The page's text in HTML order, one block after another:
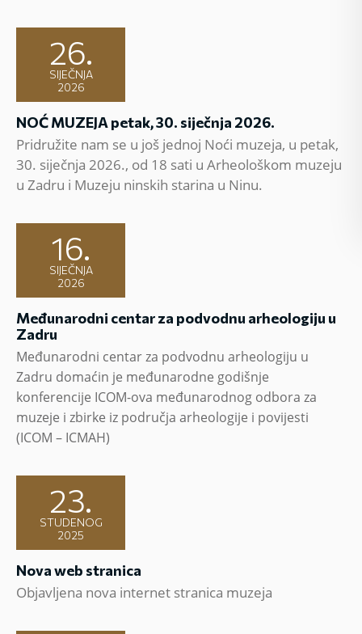
26.
SIJEČNJA
2026
NOĆ MUZEJA petak, 30. siječnja 2026.
Pridružite nam se u još jednoj Noći muzeja, u petak,
30. siječnja 2026., od 18 sati u Arheološkom muzeju
u Zadru i Muzeju ninskih starina u Ninu.
16.
SIJEČNJA
2026
Međunarodni centar za podvodnu arheologiju u
Zadru
Međunarodni centar za podvodnu arheologiju u
Zadru domaćin je međunarodne godišnje
konferencije ICOM-ova međunarodnog odbora za
muzeje i zbirke iz područja arheologije i povijesti
(ICOM – ICMAH)
23.
STUDENOG
2025
Nova web stranica
Objavljena nova internet stranica muzeja